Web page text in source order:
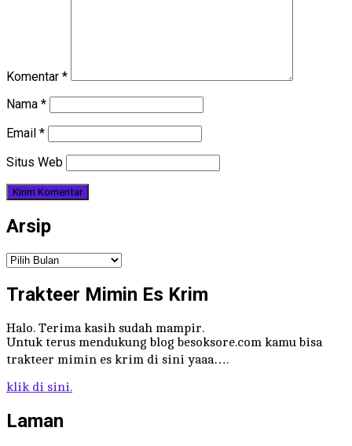
Komentar *
Nama *
Email *
Situs Web
Arsip
Arsip
Trakteer Mimin Es Krim
Halo. Terima kasih sudah mampir.
Untuk terus mendukung blog besoksore.com kamu bisa
trakteer mimin es krim di sini yaaa….
klik di sini.
Laman